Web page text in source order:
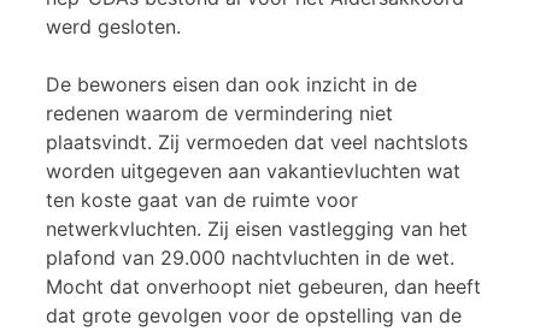
werd gesloten.
De bewoners eisen dan ook inzicht in de
redenen waarom de vermindering niet
plaatsvindt. Zij vermoeden dat veel nachtslots
worden uitgegeven aan vakantievluchten wat
ten koste gaat van de ruimte voor
netwerkvluchten. Zij eisen vastlegging van het
plafond van 29.000 nachtvluchten in de wet.
Mocht dat onverhoopt niet gebeuren, dan heeft
dat grote gevolgen voor de opstelling van de